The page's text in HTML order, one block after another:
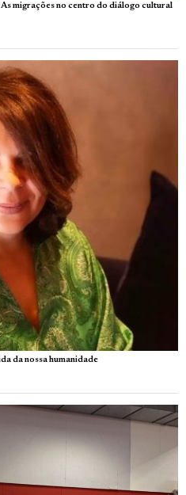
migrações no centro do diálogo cultural
da nossa humanidade